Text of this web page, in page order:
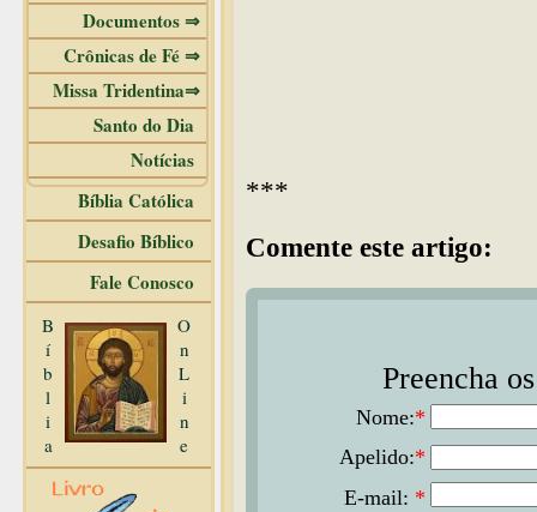
Documentos ⇒
Crônicas de Fé ⇒
Missa Tridentina⇒
Santo do Dia
Notícias
Bíblia Católica
Desafio Bíblico
Fale Conosco
B
í
b
l
i
a
O
n
L
i
n
e
***
Comente este artigo:
Preencha
Nome:*
Apelido:*
E-mail: *